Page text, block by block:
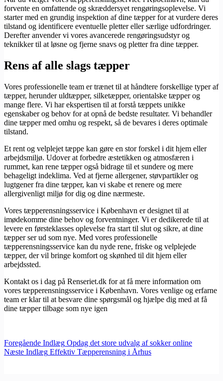
forvente en omfattende og skræddersyet rengøringsoplevelse. Vi
starter med en grundig inspektion af dine tæpper for at vurdere deres
tilstand og identificere eventuelle pletter eller særlige udfordringer.
Derefter anvender vi vores avancerede rengøringsudstyr og
teknikker til at løsne og fjerne snavs og pletter fra dine tæpper.
Rens af alle slags tæpper
Vores professionelle team er trænet til at håndtere forskellige typer af
tæpper, herunder uldtæpper, silketæpper, orientalske tæpper og
mange flere. Vi har ekspertisen til at forstå tæppets unikke
egenskaber og behov for at opnå de bedste resultater. Vi behandler
dine tæpper med omhu og respekt, så de bevares i deres optimale
tilstand.
Et rent og velplejet tæppe kan gøre en stor forskel i dit hjem eller
arbejdsmiljø. Udover at forbedre æstetikken og atmosfæren i
rummet, kan rene tæpper også bidrage til et sundere og mere
behageligt indeklima. Ved at fjerne allergener, støvpartikler og
lugtgener fra dine tæpper, kan vi skabe et renere og mere
allergivenligt miljø for dig og dine nærmeste.
Vores tæpperensningsservice i København er designet til at
imødekomme dine behov og forventninger. Vi er dedikerede til at
levere en førsteklasses oplevelse fra start til slut og sikre, at dine
tæpper ser ud som nye. Med vores professionelle
tæpperensningsservice kan du nyde rene, friske og velplejede
tæpper, der vil bringe komfort og skønhed til dit hjem eller
arbejdssted.
Kontakt os i dag på Renseriet.dk for at få mere information om
vores tæpperensningsservice i København. Vores venlige og erfarne
team er klar til at besvare dine spørgsmål og hjælpe dig med at få
dine tæpper tilbage som nye igen
Foregående Indlæg Opdag det store udvalg af sokker online
Næste Indlæg Effektiv Tæpperensning i Århus